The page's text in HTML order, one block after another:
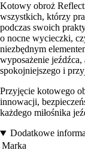
Kotowy obroż
wszystkich, którzy
podczas swoich
o nocne wycieczki,
niezbędnym
wyposażenie
spokojniejszego i
Przyjęcie kotowego
innowacji,
każdego miłośnika
Dodatkowe
Marka